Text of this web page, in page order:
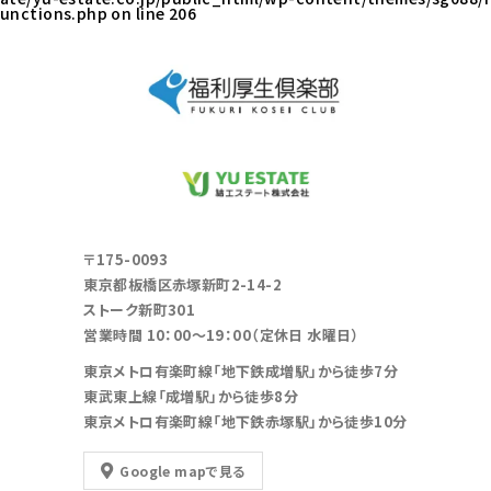
unctions.php on line 206
〒175-0093
東京都板橋区赤塚新町2-14-2
ストーク新町301
営業時間 10：00～19：00（定休日 水曜日）
東京メトロ有楽町線「地下鉄成増駅」から徒歩7分
東武東上線「成増駅」から徒歩8分
東京メトロ有楽町線「地下鉄赤塚駅」から徒歩10分
Google mapで見る